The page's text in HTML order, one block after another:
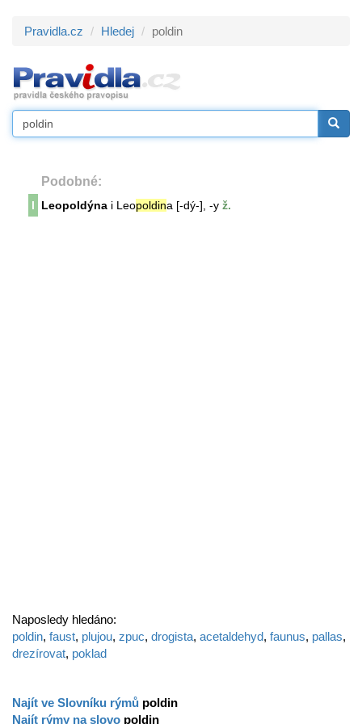
Pravidla.cz Hledej poldin
Podobné:
l Leopoldýna i Leopoldina [-dý-], -y ž.
Naposledy hledáno:
poldin, faust, plujou, zpuc, drogista, acetaldehyd, faunus, pallas,
drezírovat, poklad
Najít ve Slovníku rýmů poldin
Najít rýmy na slovo poldin